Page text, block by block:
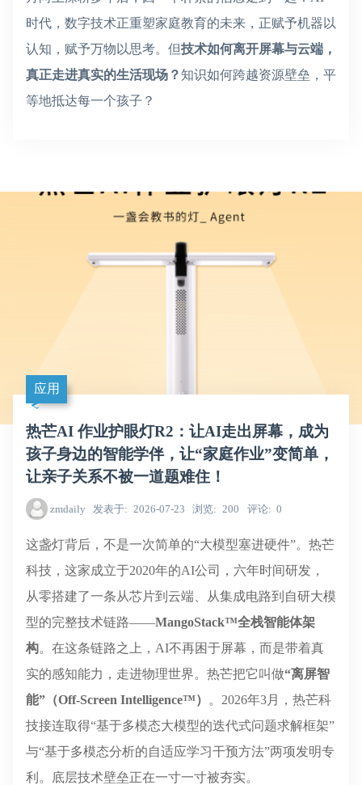
时代，数字技术正重塑家庭教育的未来，正赋予机器以
认知，赋予万物以思考。但技术如何离开屏幕与云端，
真正走进真实的生活现场？知识如何跨越资源壁垒，平
等地抵达每一个孩子？
应用
热芒AI 作业护眼灯R2：让AI走出屏幕，成为
孩子身边的智能学伴，让“家庭作业”变简单，
让亲子关系不被一道题难住！
zmdaily 发表于 2026-07-23 浏览 200 评论 0
这盏灯背后，不是一次简单的“大模型塞进硬件”。热芒
科技，这家成立于2020年的AI公司，六年时间研发，
从零搭建了一条从芯片到云端、从集成电路到自研大模
型的完整技术链路——MangoStack™全栈智能体架
构。在这条链路之上，AI不再困于屏幕，而是带着真
实的感知能力，走进物理世界。热芒把它叫做“离屏智
能”（Off-Screen Intelligence™）
。2026年3月，热芒科
技接连取得“基于多模态大模型的迭代式问题求解框架”
与“基于多模态分析的自适应学习干预方法”两项发明专
利。底层技术壁垒正在一寸一寸被夯实。